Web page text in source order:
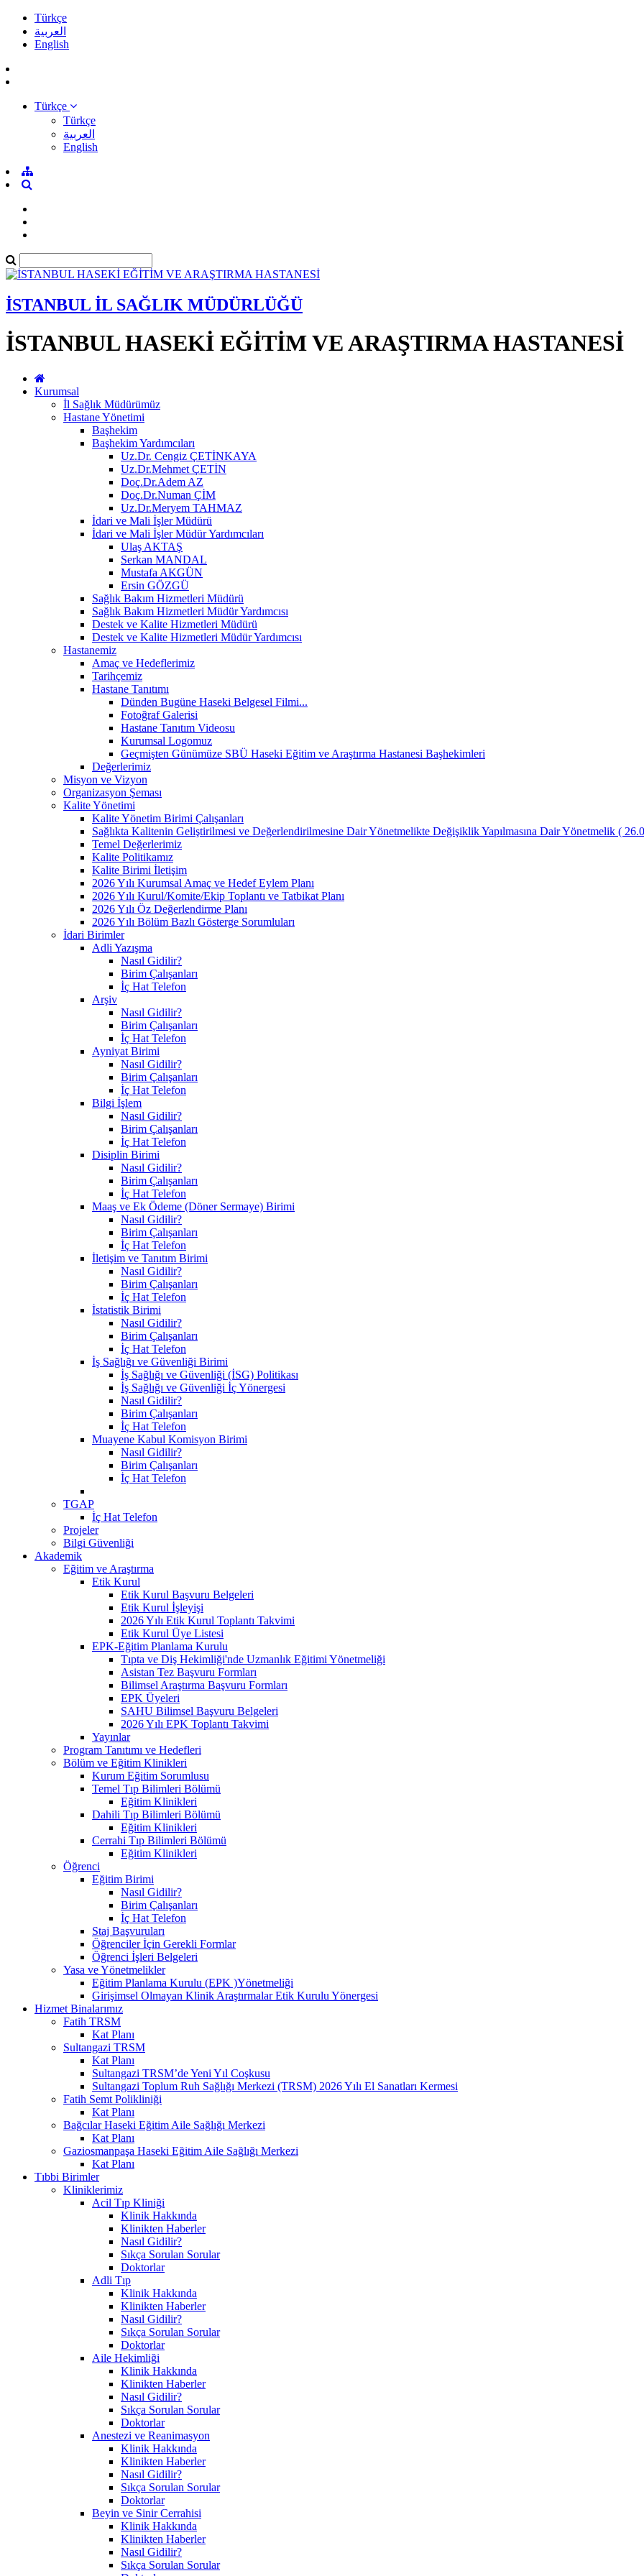
Türkçe
العربية
English
Türkçe
Türkçe
العربية
English
İSTANBUL İL SAĞLIK MÜDÜRLÜĞÜ
İSTANBUL HASEKİ EĞİTİM VE ARAŞTIRMA HASTANESİ
Kurumsal
İl Sağlık Müdürümüz
Hastane Yönetimi
Başhekim
Başhekim Yardımcıları
Uz.Dr. Cengiz ÇETİNKAYA
Uz.Dr.Mehmet ÇETİN
Doç.Dr.Adem AZ
Doç.Dr.Numan ÇİM
Uz.Dr.Meryem TAHMAZ
İdari ve Mali İşler Müdürü
İdari ve Mali İşler Müdür Yardımcıları
Ulaş AKTAŞ
Serkan MANDAL
Mustafa AKGÜN
Ersin GÖZGÜ
Sağlık Bakım Hizmetleri Müdürü
Sağlık Bakım Hizmetleri Müdür Yardımcısı
Destek ve Kalite Hizmetleri Müdürü
Destek ve Kalite Hizmetleri Müdür Yardımcısı
Hastanemiz
Amaç ve Hedeflerimiz
Tarihçemiz
Hastane Tanıtımı
Dünden Bugüne Haseki Belgesel Filmi...
Fotoğraf Galerisi
Hastane Tanıtım Videosu
Kurumsal Logomuz
Geçmişten Günümüze SBÜ Haseki Eğitim ve Araştırma Hastanesi Başhekimleri
Değerlerimiz
Misyon ve Vizyon
Organizasyon Şeması
Kalite Yönetimi
Kalite Yönetim Birimi Çalışanları
Sağlıkta Kalitenin Geliştirilmesi ve Değerlendirilmesine Dair Yönetmelikte Değişiklik Yapılmasına Dair Yönetmelik (
Temel Değerlerimiz
Kalite Politikamız
Kalite Birimi İletişim
2026 Yılı Kurumsal Amaç ve Hedef Eylem Planı
2026 Yılı Kurul/Komite/Ekip Toplantı ve Tatbikat Planı
2026 Yılı Öz Değerlendirme Planı
2026 Yılı Bölüm Bazlı Gösterge Sorumluları
İdari Birimler
Adli Yazışma
Nasıl Gidilir?
Birim Çalışanları
İç Hat Telefon
Arşiv
Nasıl Gidilir?
Birim Çalışanları
İç Hat Telefon
Ayniyat Birimi
Nasıl Gidilir?
Birim Çalışanları
İç Hat Telefon
Bilgi İşlem
Nasıl Gidilir?
Birim Çalışanları
İç Hat Telefon
Disiplin Birimi
Nasıl Gidilir?
Birim Çalışanları
İç Hat Telefon
Maaş ve Ek Ödeme (Döner Sermaye) Birimi
Nasıl Gidilir?
Birim Çalışanları
İç Hat Telefon
İletişim ve Tanıtım Birimi
Nasıl Gidilir?
Birim Çalışanları
İç Hat Telefon
İstatistik Birimi
Nasıl Gidilir?
Birim Çalışanları
İç Hat Telefon
İş Sağlığı ve Güvenliği Birimi
İş Sağlığı ve Güvenliği (İSG) Politikası
İş Sağlığı ve Güvenliği İç Yönergesi
Nasıl Gidilir?
Birim Çalışanları
İç Hat Telefon
Muayene Kabul Komisyon Birimi
Nasıl Gidilir?
Birim Çalışanları
İç Hat Telefon
TGAP
İç Hat Telefon
Projeler
Bilgi Güvenliği
Akademik
Eğitim ve Araştırma
Etik Kurul
Etik Kurul Başvuru Belgeleri
Etik Kurul İşleyişi
2026 Yılı Etik Kurul Toplantı Takvimi
Etik Kurul Üye Listesi
EPK-Eğitim Planlama Kurulu
Tıpta ve Diş Hekimliği'nde Uzmanlık Eğitimi Yönetmeliği
Asistan Tez Başvuru Formları
Bilimsel Araştırma Başvuru Formları
EPK Üyeleri
SAHU Bilimsel Başvuru Belgeleri
2026 Yılı EPK Toplantı Takvimi
Yayınlar
Program Tanıtımı ve Hedefleri
Bölüm ve Eğitim Klinikleri
Kurum Eğitim Sorumlusu
Temel Tıp Bilimleri Bölümü
Eğitim Klinikleri
Dahili Tıp Bilimleri Bölümü
Eğitim Klinikleri
Cerrahi Tıp Bilimleri Bölümü
Eğitim Klinikleri
Öğrenci
Eğitim Birimi
Nasıl Gidilir?
Birim Çalışanları
İç Hat Telefon
Staj Başvuruları
Öğrenciler İçin Gerekli Formlar
Öğrenci İşleri Belgeleri
Yasa ve Yönetmelikler
Eğitim Planlama Kurulu (EPK )Yönetmeliği
Girişimsel Olmayan Klinik Araştırmalar Etik Kurulu Yönergesi
Hizmet Binalarımız
Fatih TRSM
Kat Planı
Sultangazi TRSM
Kat Planı
Sultangazi TRSM’de Yeni Yıl Coşkusu
Sultangazi Toplum Ruh Sağlığı Merkezi (TRSM) 2026 Yılı El Sanatları Kermesi
Fatih Semt Polikliniği
Kat Planı
Bağcılar Haseki Eğitim Aile Sağlığı Merkezi
Kat Planı
Gaziosmanpaşa Haseki Eğitim Aile Sağlığı Merkezi
Kat Planı
Tıbbi Birimler
Kliniklerimiz
Acil Tıp Kliniği
Klinik Hakkında
Klinikten Haberler
Nasıl Gidilir?
Sıkça Sorulan Sorular
Doktorlar
Adli Tıp
Klinik Hakkında
Klinikten Haberler
Nasıl Gidilir?
Sıkça Sorulan Sorular
Doktorlar
Aile Hekimliği
Klinik Hakkında
Klinikten Haberler
Nasıl Gidilir?
Sıkça Sorulan Sorular
Doktorlar
Anestezi ve Reanimasyon
Klinik Hakkında
Klinikten Haberler
Nasıl Gidilir?
Sıkça Sorulan Sorular
Doktorlar
Beyin ve Sinir Cerrahisi
Klinik Hakkında
Klinikten Haberler
Nasıl Gidilir?
Sıkça Sorulan Sorular